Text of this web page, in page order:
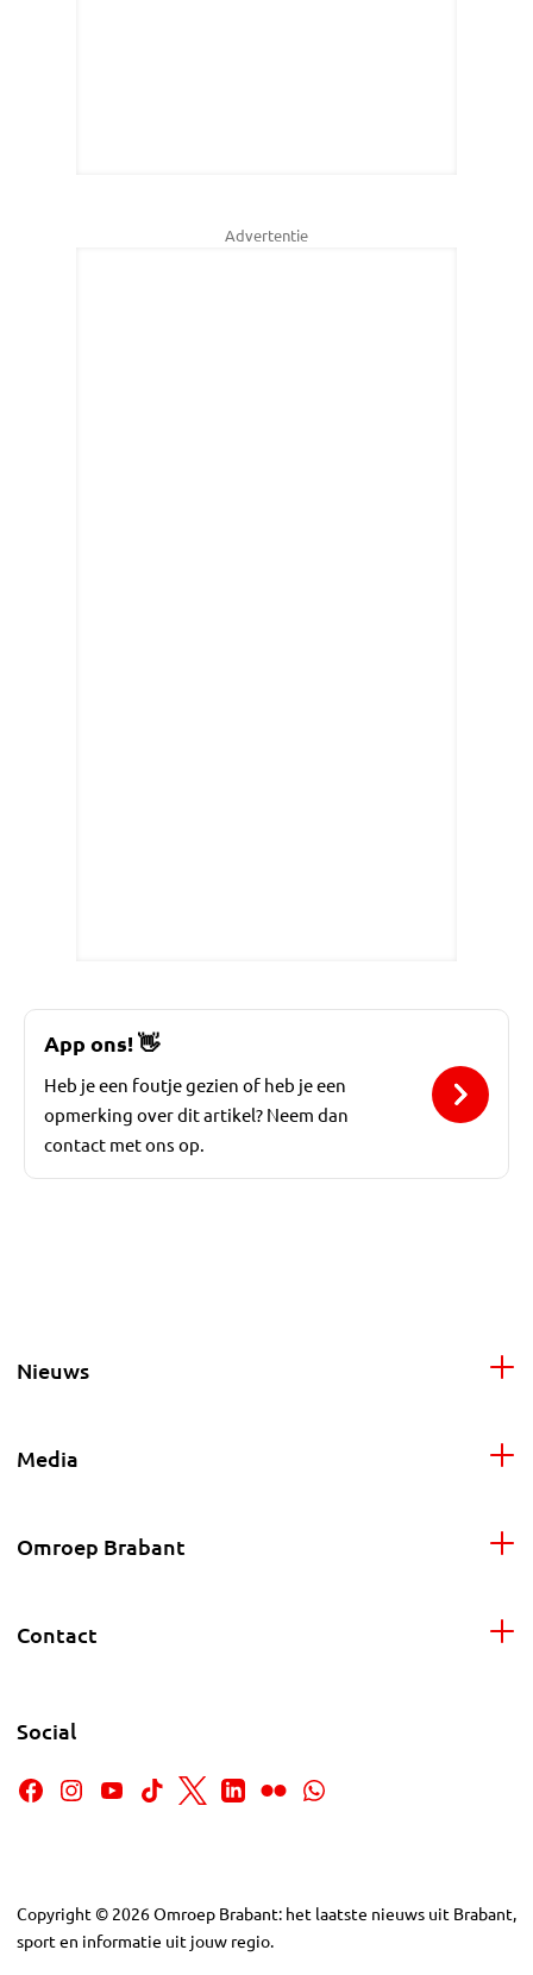
Advertentie
App ons!👋
Heb je een foutje gezien of heb je een
opmerking over dit artikel? Neem dan
contact met ons op.
Nieuws
Media
Omroep Brabant
Contact
Social
Copyright © 2026Omroep Brabant: het laatste nieuws uit Brabant,
sport en informatie uit jouw regio.